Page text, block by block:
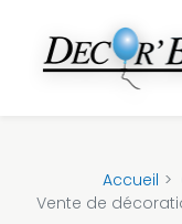
Accueil
Vente de